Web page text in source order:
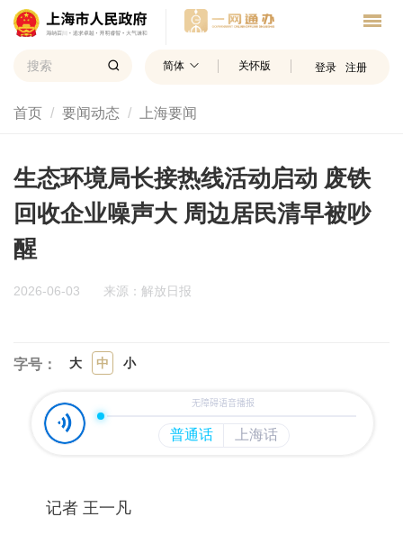
简体 关怀版 登录 注册
首页 要闻动态 上海要闻
生态环境局长接热线活动启动 废铁
回收企业噪声大 周边居民清早被吵
醒
2026-06-03 来源：解放日报
字号： 大 中 小
记者 王一凡